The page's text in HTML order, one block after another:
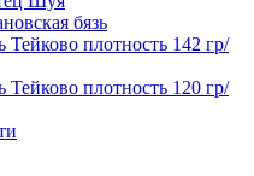
бязь
Тейково плотность 142 гр/
Тейково плотность 120 гр/